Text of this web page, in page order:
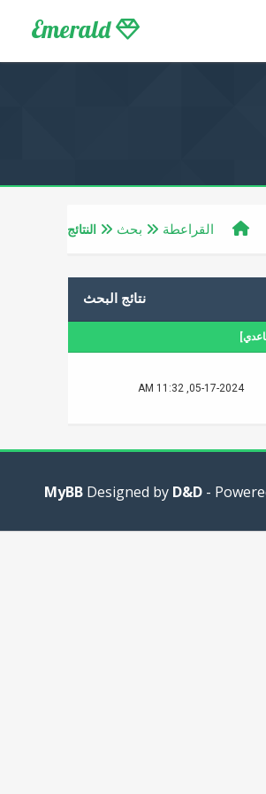
Emerald
القراعطة بحث النتائج
نتائج البحث
]
05-17-2024, 11:32 AM
D&D -
MyBB